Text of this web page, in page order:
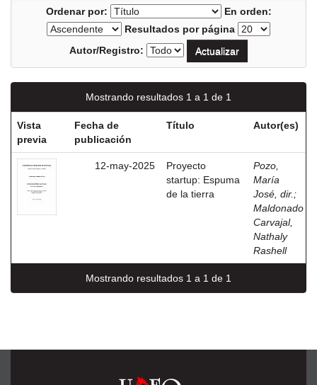
Ordenar por:
En orden:
Resultados por página
Autor/Registro:
Mostrando resultados 1 a 1 de 1
Vista
previa
Fecha de
publicación
Título Autor(es)
12-may-2025
Proyecto
startup: Espuma
de la tierra
Pozo,
María
José, dir. ;
Maldonado
Carvajal,
Nathaly
Rashell
Mostrando resultados 1 a 1 de 1